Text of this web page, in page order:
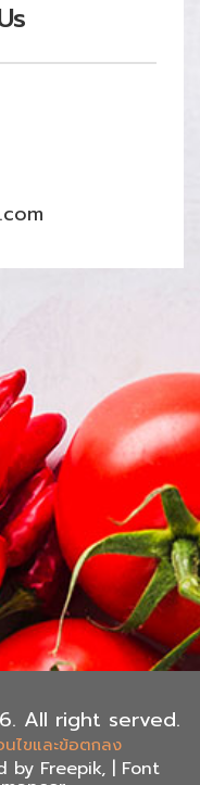
All right served.
นไขและข้อตกลง
Freepik, | Font